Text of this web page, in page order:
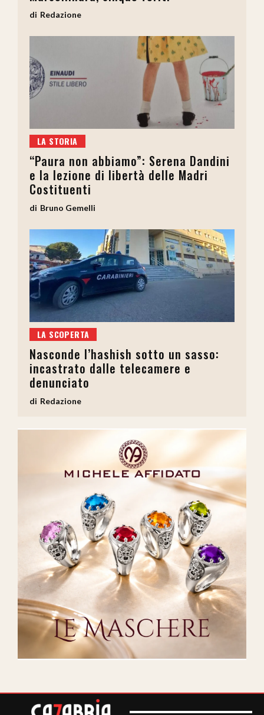
Redazione
LA STORIA
“Paura non abbiamo”: Serena Dandini
e la lezione di libertà delle Madri
Costituenti
Bruno Gemelli
LA SCOPERTA
Nasconde l’hashish sotto un sasso:
incastrato dalle telecamere e
denunciato
Redazione